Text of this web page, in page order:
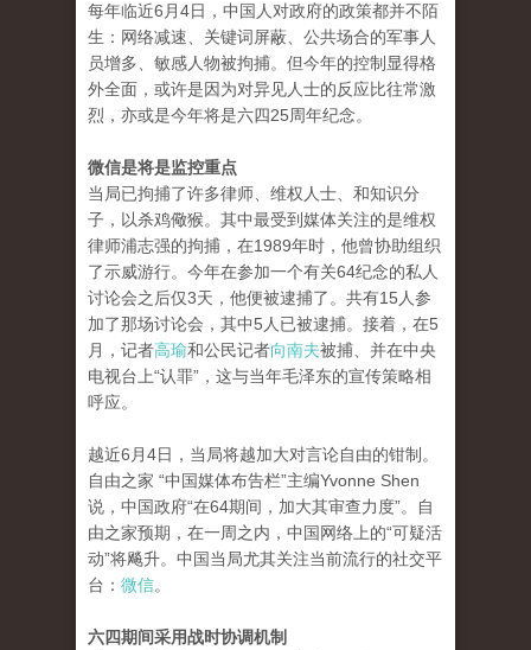
每年临近6月4日，中国人对政府的政策都并不陌
生：网络减速、关键词屏蔽、公共场合的军事人
员增多、敏感人物被拘捕。但今年的控制显得格
外全面，或许是因为对异见人士的反应比往常激
烈，亦或是今年将是六四25周年纪念。
微信是将是监控重点
当局已拘捕了许多律师、维权人士、和知识分
子，以杀鸡儆猴。其中最受到媒体关注的是维权
律师浦志强的拘捕，在1989年时，他曾协助组织
了示威游行。今年在参加一个有关64纪念的私人
讨论会之后仅3天，他便被逮捕了。共有15人参
加了那场讨论会，其中5人已被逮捕。接着，在5
月，记者高瑜和公民记者向南夫被捕、并在中央
电视台上“认罪”，这与当年毛泽东的宣传策略相
呼应。
越近6月4日，当局将越加大对言论自由的钳制。
自由之家 “中国媒体布告栏”主编Yvonne Shen
说，中国政府“在64期间，加大其审查力度”。自
由之家预期，在一周之内，中国网络上的“可疑活
动”将飚升。中国当局尤其关注当前流行的社交平
台： 微信。
六四期间采用战时协调机制